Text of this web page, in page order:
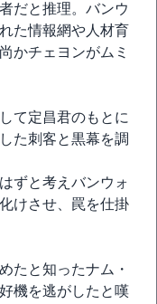
だと推理。バンウ
た情報網や人材育
かチェヨンがムミ
て定昌君のもとに
た刺客と黒幕を調
ずと考えバンウォ
けさせ、罠を仕掛
たと知ったナム・
機を逃がしたと嘆